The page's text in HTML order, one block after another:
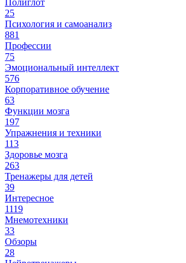
Полиглот
25
Психология и самоанализ
881
Профессии
75
Эмоциональный интеллект
576
Корпоративное обучение
63
Функции мозга
197
Упражнения и техники
113
Здоровье мозга
263
Тренажеры для детей
39
Интересное
1119
Мнемотехники
33
Обзоры
28